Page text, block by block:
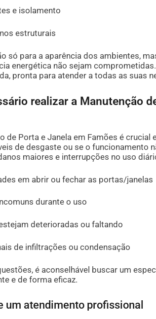
e isolamento
estruturais
só para a aparência dos ambientes,
energética não sejam
pronta para atender a todas as suas
realizar a Manutenção
de Porta e Janela em Famões é
de desgaste ou se o funcionamento
maiores e interrupções no uso
em abrir ou fechar as portas/janelas
durante o uso
deterioradas ou faltando
de infiltrações ou condensação
é aconselhável buscar um
e de forma eficaz.
um atendimento profissional